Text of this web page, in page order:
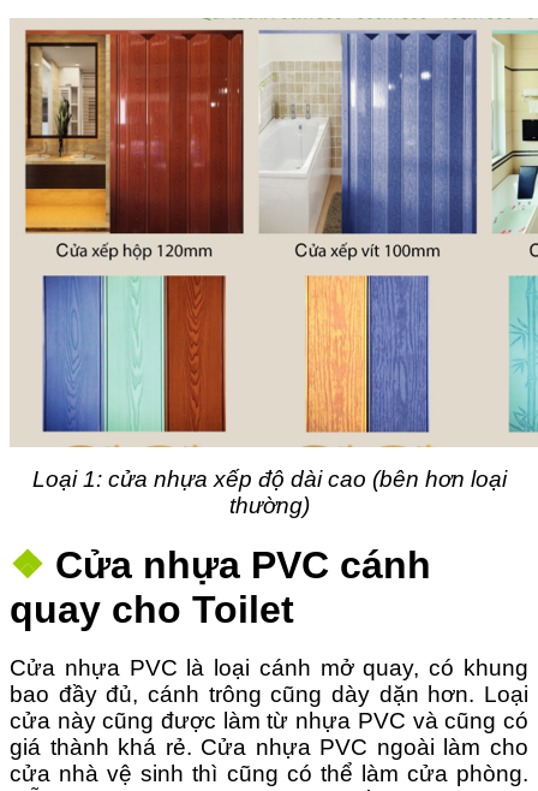
Loại 1: cửa nhựa xếp độ dài cao (bên hơn loại
thường)
❖ Cửa nhựa PVC cánh
quay cho Toilet
Cửa nhựa PVC là loại cánh mở quay, có khung
bao đầy đủ, cánh trông cũng dày dặn hơn. Loại
cửa này cũng được làm từ nhựa PVC và cũng có
giá thành khá rẻ. Cửa nhựa PVC ngoài làm cho
cửa nhà vệ sinh thì cũng có thể làm cửa phòng.